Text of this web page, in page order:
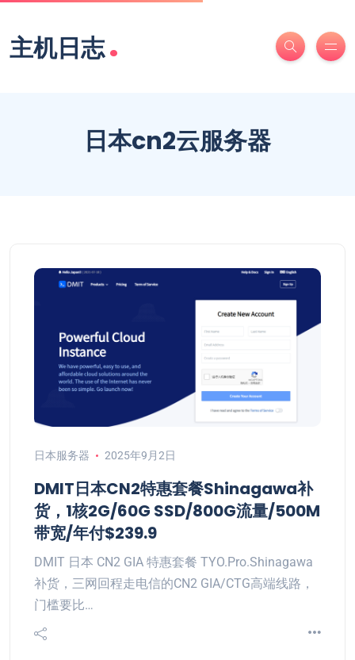
主机日志.
日本cn2云服务器
日本服务器 2025年9月2日
DMIT日本CN2特惠套餐Shinagawa补
货，1核2G/60G SSD/800G流量/500M
带宽/年付$239.9
DMIT 日本 CN2 GIA 特惠套餐 TYO.Pro.Shinagawa
补货，三网回程走电信的CN2 GIA/CTG高端线路，
门槛要比…